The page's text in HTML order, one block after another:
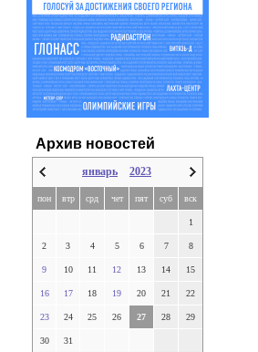
Архив новостей
январь 2023
пон втр срд чет пят суб вск
1
2 3 4 5 6 7 8
9 10 11 12 13 14 15
16 17 18 19 20 21 22
23 24 25 26 27 28 29
30 31